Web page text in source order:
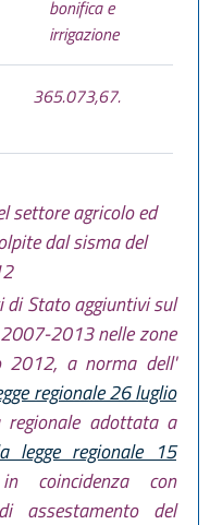
bonifica e
irrigazione
365.073,67.
settore agricolo ed
dal sisma del
Stato aggiuntivi sul
2013 nelle zone
2012, a norma dell'
regionale 26 luglio
adottata a
legge regionale 15
coincidenza con
assestamento del